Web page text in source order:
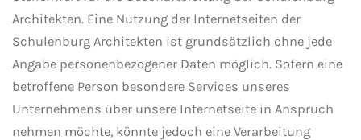
Architekten. Eine Nutzung der Internetseiten der
Schulenburg Architekten ist grundsätzlich ohne jede
Angabe personenbezogener Daten möglich. Sofern eine
betroffene Person besondere Services unseres
Unternehmens über unsere Internetseite in Anspruch
nehmen möchte, könnte jedoch eine Verarbeitung